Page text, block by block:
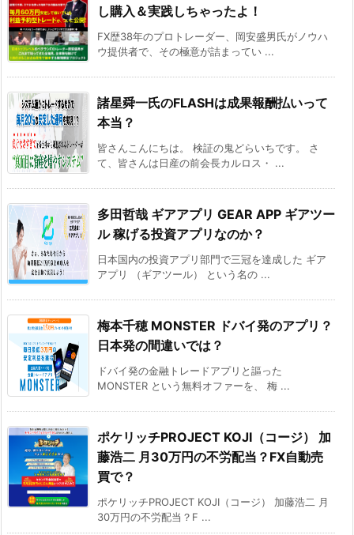
し購入＆実践しちゃったよ！
FX歴38年のプロトレーダー、岡安盛男氏がノウハ
ウ提供者で、その極意が詰まってい ...
諸星舜一氏のFLASHは成果報酬払いって
本当？
皆さんこんにちは。 検証の鬼どらいちです。 さ
て、皆さんは日産の前会長カルロス・ ...
多田哲哉 ギアアプリ GEAR APP ギアツー
ル 稼げる投資アプリなのか？
日本国内の投資アプリ部門で三冠を達成した ギア
アプリ （ギアツール） という名の ...
梅本千穂 MONSTER ドバイ発のアプリ？
日本発の間違いでは？
ドバイ発の金融トレードアプリと謳った
MONSTER という無料オファーを、 梅 ...
ポケリッチPROJECT KOJI（コージ） 加
藤浩二 月30万円の不労配当？FX自動売
買で？
ポケリッチPROJECT KOJI（コージ） 加藤浩二 月
30万円の不労配当？F ...